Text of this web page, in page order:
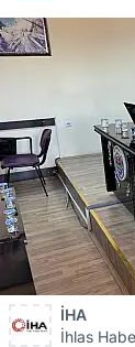
İHA
İhlas